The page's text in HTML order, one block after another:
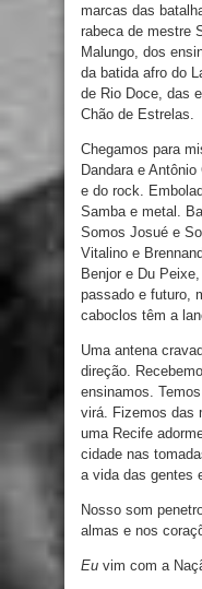
marcas das
rabeca de mestre
Malungo, dos
da batida afro do
de Rio Doce, das
Chão de Estrelas.
Chegamos para
Dandara e
e do rock.
Samba e metal.
Somos Josué e
Vitalino e Brennand
Benjor e Du Peixe,
passado e futuro,
caboclos têm a
Uma antena
direção.
ensinamos.
virá. Fizemos das
uma Recife
cidade nas
a vida das gentes
Nosso som
almas e nos
Eu vim com a